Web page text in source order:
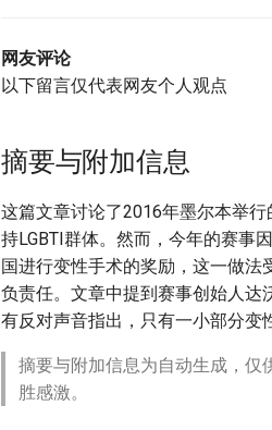
网友评论
以下留言仅代表网友个人观点
摘要与附加信息
这篇文章讨论了2016年墨尔本举
持LGBTI群体。然而，今年的赛事
国进行变性手术的奖励，这一做
负责任。文章中提到赛事创始人达
有反对声音指出，只有一小部分变
摘要与附加信息为自动生成，仅
胜感激。